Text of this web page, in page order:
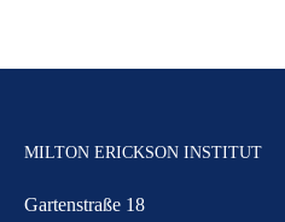
MILTON ERICKSON INSTITUT
Gartenstraße 18